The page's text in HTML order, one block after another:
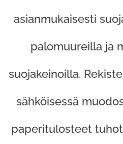
asianmukaisesti
palomuureilla ja
suojakeinoilla.
sähköisessä
paperitulosteet